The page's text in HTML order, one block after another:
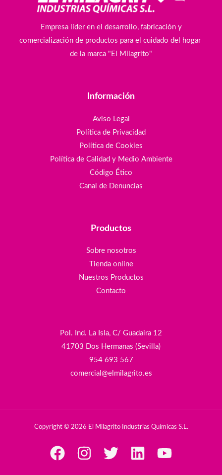
Empresa líder en el desarrollo, fabricación y
comercialización de productos para el cuidado del hogar
de la marca "El Milagrito"
Información
Aviso Legal
Política de Privacidad
Política de Cookies
Política de Calidad y Medio Ambiente
Código Ético
Canal de Denuncias
Productos
Sobre nosotros
Tienda online
Nuestros Productos
Contacto
Pol. Ind. La Isla, C/ Guadaira 12
41703 Dos Hermanas (Sevilla)
954 693 567
comercial@elmilagrito.es
Copyright © 2026 El Milagrito Industrias Químicas S.L.